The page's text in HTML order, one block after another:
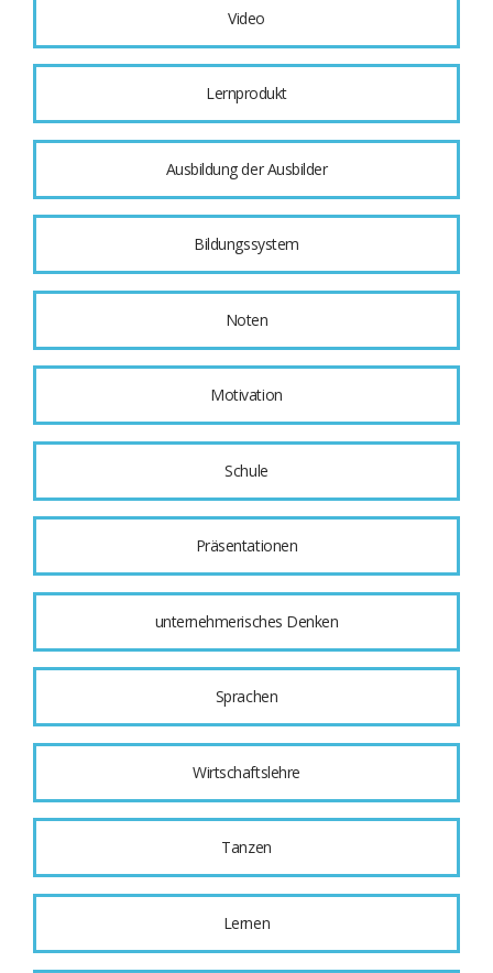
Video
Lernprodukt
Ausbildung der Ausbilder
Bildungssystem
Noten
Motivation
Schule
Präsentationen
unternehmerisches Denken
Sprachen
Wirtschaftslehre
Tanzen
Lernen